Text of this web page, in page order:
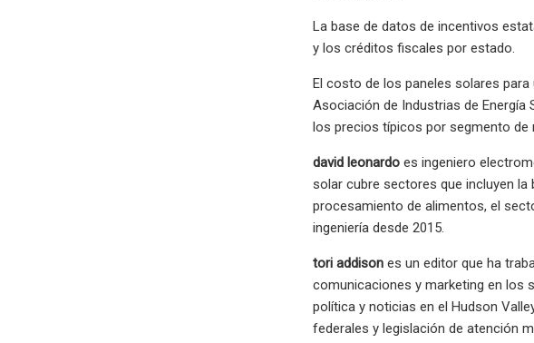
La base de datos de incentivos
y los créditos fiscales por estado.
El costo de los paneles solares
Asociación de Industrias de Energía
los precios típicos por segmento de
david leonardo es ingeniero
solar cubre sectores que incluyen
procesamiento de alimentos, el
ingeniería desde 2015.
tori addison es un editor que ha
comunicaciones y marketing en los
política y noticias en el Hudson
federales y legislación de atención